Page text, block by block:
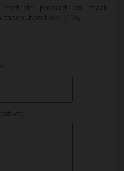
met dit product en maak
t.w.v. € 25,-
*